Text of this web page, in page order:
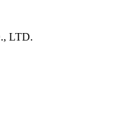
LTD.